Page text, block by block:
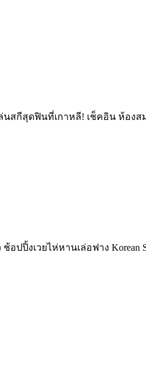
นสกีสุดฟินที่เกาหลี! เช็คอิน ห้อง
ปปิ้งเวยไห่หานเล่อฟาง